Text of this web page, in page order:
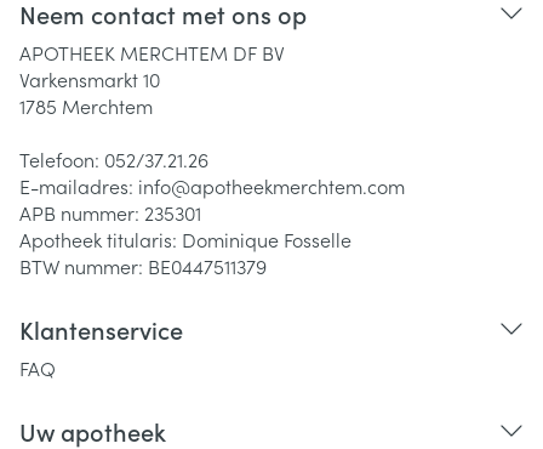
Neem contact met ons op
APOTHEEK MERCHTEM DF BV
Varkensmarkt 10
1785 Merchtem
Telefoon: 052/37.21.26
E-mailadres: info@apotheekmerchtem.com
APB nummer: 235301
Apotheek titularis: Dominique Fosselle
BTW nummer: BE0447511379
Klantenservice
FAQ
Uw apotheek